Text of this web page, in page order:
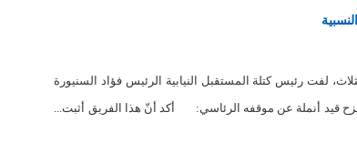
لفت رئيس كتلة المستقبل النيابية الرئيس فؤاد السنيورة
قيد أنملة عن موقفه الرئاسي: أكد أنّ هذا الفريق أثبت...